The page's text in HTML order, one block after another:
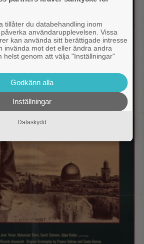
tillåter du databehandling inom
användarupplevelsen. Vissa
kan använda sitt berättigade intresse
invända mot det eller ändra andra
helst genom att välja "Inställningar"
Godkänn alla
Inställningar
Dataskydd